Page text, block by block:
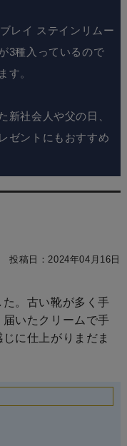
レイ ステインリムー
3種入っているので
す。
新社会人や父の日、
ゼントにもおすすめ
投稿日： 2024年04月16日
。古い靴が多く手
いたクリームで手
に仕上がりまだま